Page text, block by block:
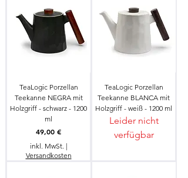
TeaLogic Porzellan
Teekanne NEGRA mit
Holzgriff - schwarz - 1200
ml
Preis
49,00 €
inkl. MwSt. |
Versandkosten
TeaLogic Porzellan
Teekanne BLANCA mit
Holzgriff - weiß - 1200 ml
Leider nicht
verfügbar